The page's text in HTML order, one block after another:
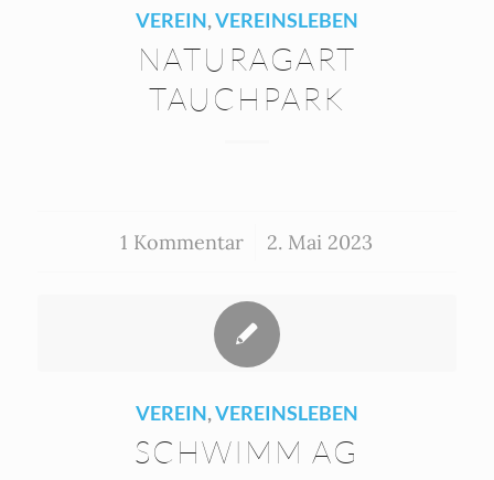
VEREIN,VEREINSLEBEN
NATURAGART
TAUCHPARK
1 Kommentar
/ 2. Mai 2023
VEREIN,VEREINSLEBEN
SCHWIMM AG